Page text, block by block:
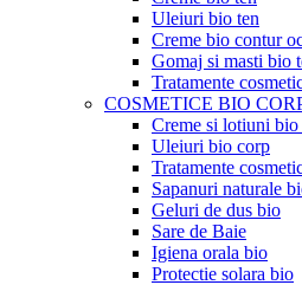
Uleiuri bio ten
Creme bio contur
Gomaj si masti bio
Tratamente
COSMETICE BIO
Creme si lotiuni bio
Uleiuri bio corp
Tratamente
Sapanuri naturale
Geluri de dus bio
Sare de Baie
Igiena orala bio
Protectie solara bio